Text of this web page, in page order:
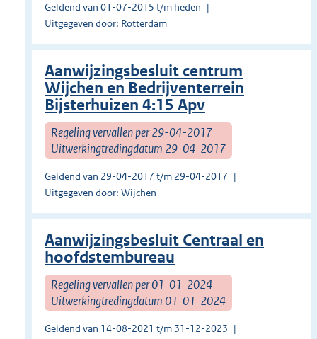
Geldend van 01-07-2015 t/m heden
Uitgegeven door: Rotterdam
Aanwijzingsbesluit centrum
Wijchen en Bedrijventerrein
Bijsterhuizen 4:15 Apv
Regeling vervallen per 29-04-2017
Uitwerkingtredingdatum 29-04-2017
Geldend van 29-04-2017 t/m 29-04-2017
Uitgegeven door: Wijchen
Aanwijzingsbesluit Centraal en
hoofdstembureau
Regeling vervallen per 01-01-2024
Uitwerkingtredingdatum 01-01-2024
Geldend van 14-08-2021 t/m 31-12-2023